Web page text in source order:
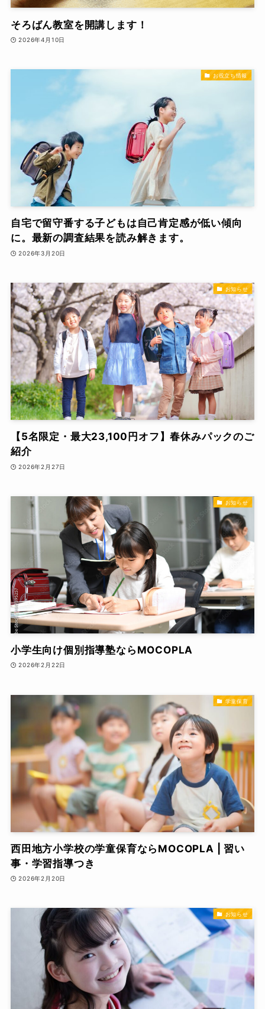
そろばん教室を開講します！
2026年4月10日
お役立ち情報
自宅で留守番する子どもは自己肯定感が低い傾向
に。最新の調査結果を読み解きます。
2026年3月20日
お知らせ
【5名限定・最大23,100円オフ】春休みパックのご
紹介
2026年2月27日
お知らせ
小学生向け個別指導塾ならMOCOPLA
2026年2月22日
学童保育
西田地方小学校の学童保育ならMOCOPLA | 習い
事・学習指導つき
2026年2月20日
お知らせ